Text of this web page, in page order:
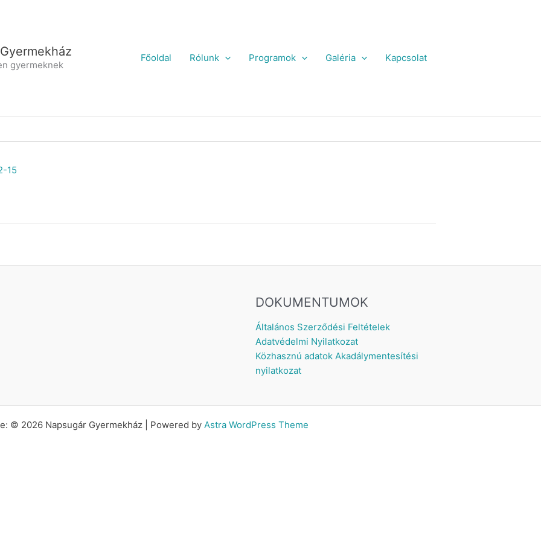
gyermeknek
Főoldal Rólunk Programok Galéria Kapcsolat
15
DOKUMENTUMOK
Általános Szerződési Feltételek
Adatvédelmi Nyilatkozat
Közhasznú adatok Akadálymentesítési
nyilatkozat
© 2026 Napsugár Gyermekház | Powered by Astra WordPress Theme